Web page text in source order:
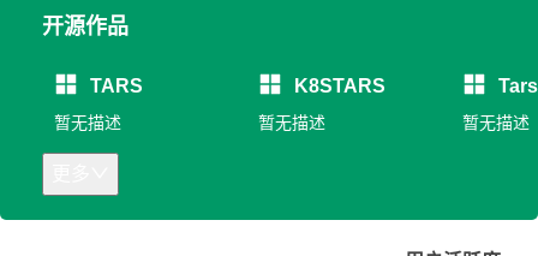
开源作品
TARS
暂无描述
K8STARS
暂无描述 暂无描述